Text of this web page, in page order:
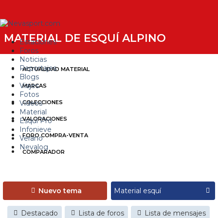
Estaciones
Foros
Noticias
Reportajes
Blogs
Viajes
Fotos
Videos
Material
Esquí Pro
Infonieve
Verano
Nevalog
MATERIAL DE ESQUÍ ALPINO
ACTUALIDAD MATERIAL
MARCAS
COLECCIONES
VALORACIONES
FORO COMPRA-VENTA
COMPARADOR
Nuevo tema
Destacado Lista de foros
Lista de mensajes